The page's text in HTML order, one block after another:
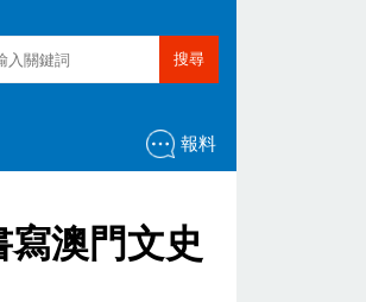
搜尋
報料
澳門文史